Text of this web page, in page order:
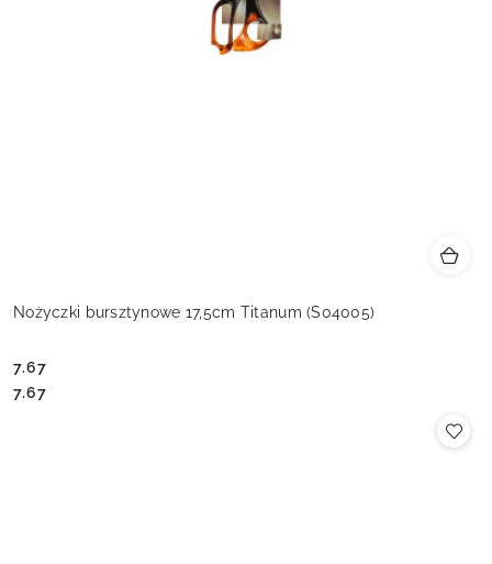
Nożyczki bursztynowe 17,5cm Titanum (S04005)
Cena:
7.67
Cena:
7.67